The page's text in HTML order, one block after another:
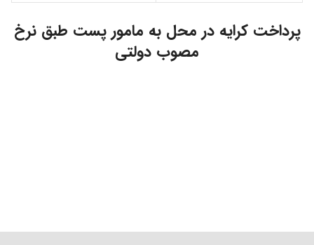
پرداخت کرایه در محل به مامور پست طبق نرخ
مصوب دولتی